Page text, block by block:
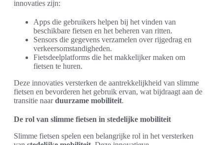
innovaties zijn:
Apps die gebruikers helpen bij het vinden van
beschikbare fietsen en het beheren van ritten.
Sensors die gegevens verzamelen over rijgedrag en
verkeersomstandigheden.
Fietsdeelplatforms die het makkelijker maken om
fietsen te huren.
Deze innovaties versterken de aantrekkelijkheid van slimme
fietsen en bevorderen het gebruik ervan, wat bijdraagt aan de
transitie naarduurzame mobiliteit.
De rol van slimme fietsen in stedelijke mobiliteit
Slimme fietsen spelen een belangrijke rol in het versterken